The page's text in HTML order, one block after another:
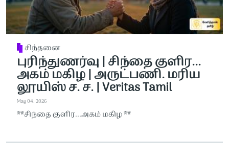
சிந்தனை
புரிந்துணர்வு | சிந்தை குளிர...
அகம் மகிழ | அருட்பணி. மரிய
லூயிஸ் ச. ச. | Veritas Tamil
May 04, 2026
**சிந்தை குளிர...அகம் மகிழ **
Pagination